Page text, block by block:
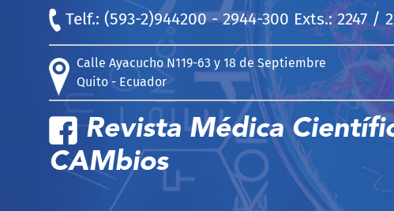
Telf.: (593-2)944200 - 2944-300 Exts.: 2247 /
Calle Ayacucho N119-63 y 18 de Septiembre
Quito - Ecuador
Revista Médica
CAMbios